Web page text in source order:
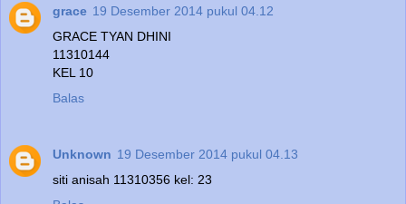
grace 19 Desember 2014 pukul 04.12
GRACE TYAN DHINI
11310144
KEL 10
Balas
Unknown 19 Desember 2014 pukul 04.13
siti anisah 11310356 kel: 23